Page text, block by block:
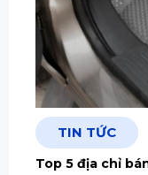
TIN TỨC
Top 5 địa chỉ